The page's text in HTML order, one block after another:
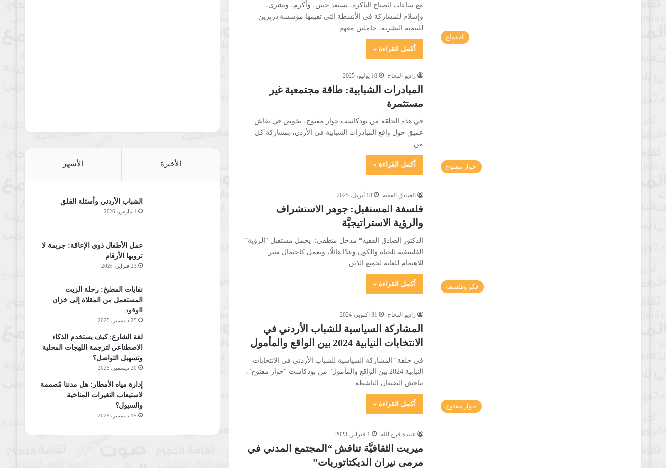
اجتماع
مع ساعات الصباح الباكرة، تستعد حنين، وأكرم، وبشرى،
وإسلام للمشاركة في الأنشطة التي تقيمها مؤسسة دربزين
للتنمية البشرية، حاملين معهم…
أكمل القراءة »
حوار مفتوح
راديو النجاح 10 يوليو، 2025
المبادرات الشبابية: طاقة مجتمعية غير
مستثمرة
في هذه الحلقة من بودكاست حوار مفتوح، نخوض في نقاش
عميق حول واقع المبادرات الشبابية في الأردن، بمشاركة كل
من…
أكمل القراءة »
فكر وفلسفة
الصادق الفقيه 18 أبريل، 2025
فلسفة المستقبل: جوهر الاستشراف
والرؤية الاستراتيجيَّة
الدكتور الصادق الفقيه* مدخل منطقي: يحمل مستقبل “الرؤية”
الفلسفية للحياة والكون وعدًا هائلًا، ويعمل كاحتمال مثير
للاهتمام للغاية لجميع الذين…
أكمل القراءة »
حوار مفتوح
راديو النجاح 31 أكتوبر، 2024
المشاركة السياسية للشباب الأردني في
الانتخابات النيابية 2024 بين الواقع والمأمول
في حلقة "المشاركة السياسية للشباب الأردني في الانتخابات
النيابية 2024 بين الواقع والمأمول" من بودكاست "حوار مفتوح"،
يناقش الضيفان الناشطة…
أكمل القراءة »
عبيدة فرج الله 1 فبراير، 2023
ميريت الثقافيَّة تناقش “المجتمع المدني في
مرمى نيران الديكتاتوريات”
الأخيرة الأشهر
الشباب الأردني وأسئلة القلق
1 مارس، 2026
عمل الأطفال ذوي الإعاقة: جريمة لا
ترويها الأرقام
23 فبراير، 2026
نفايات المطبخ: رحلة الزيت
المستعمل من المقلاة إلى خزان
الوقود
25 ديسمبر، 2025
لغة الشارع: كيف يستخدم الذكاء
الاصطناعي لترجمة اللهجات المحلية
وتسهيل التواصل؟
20 ديسمبر، 2025
إدارة مياه الأمطار: هل مدننا مُصممة
لاستيعاب التغيرات المناخية
والسيول؟
15 ديسمبر، 2025